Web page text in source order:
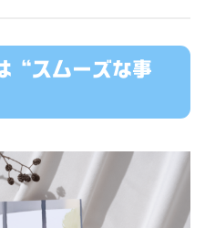
“スムーズな事